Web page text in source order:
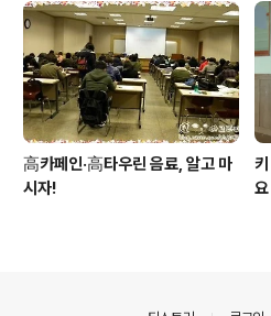
高카페인·高타우린 음료, 알고 마
시자!
요